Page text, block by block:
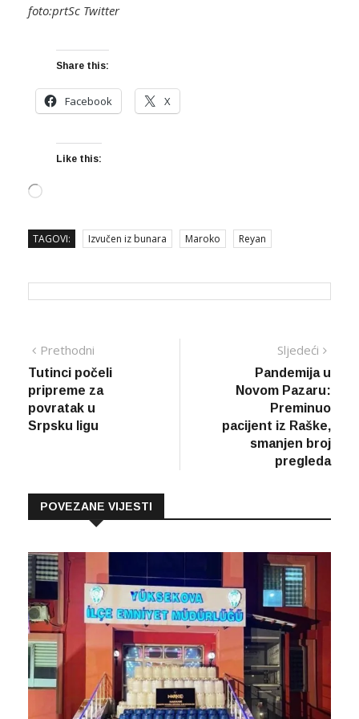
foto:prtSc Twitter
Share this:
Facebook X
Like this:
Loading…
TAGOVI: Izvučen iz bunara Maroko Reyan
Navigacija
članaka
Prethodni
vijest
Tutinci počeli
pripreme za
povratak u
Srpsku ligu
Sljedeći
Pandemija u
Novom Pazaru:
Preminuo
pacijent iz Raške,
smanjen broj
pregleda
POVEZANE VIJESTI